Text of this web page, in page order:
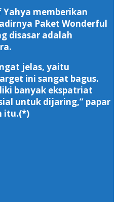
memberikan
Paket Wonderful
disasar adalah
jelas, yaitu
ini sangat bagus.
banyak ekspatriat
untuk dijaring,” papar
itu.(*)